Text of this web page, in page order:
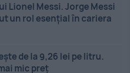
Lionel Messi. Jorge Messi
un rol esențial în cariera
de la 9,26 lei pe litru.
mic preț